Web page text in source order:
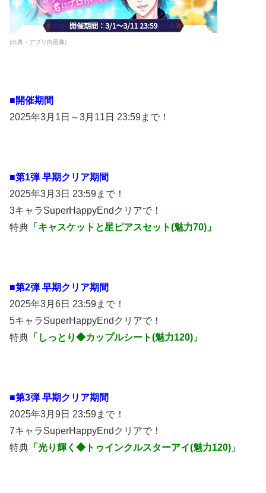
(出典：アプリ内画像)
■開催期間
2025年3月1日～3月11日 23:59まで！
■第1弾 早期クリア期間
2025年3月3日 23:59まで！
3キャラSuperHappyEndクリアで！
特典 「キャスケットと星ピアスセット(魅力70)」
■第2弾 早期クリア期間
2025年3月6日 23:59まで！
5キャラSuperHappyEndクリアで！
特典 「しっとり◆カップルシート(魅力120)」
■第3弾 早期クリア期間
2025年3月9日 23:59まで！
7キャラSuperHappyEndクリアで！
特典 「光り輝く◆トゥインクルスターアイ(魅力120)」